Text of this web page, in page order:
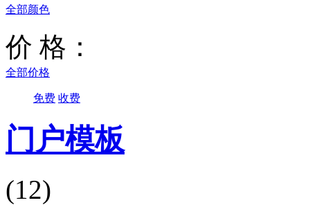
全部颜色
价 格：
全部价格
免费 收费
门户模板
(12)